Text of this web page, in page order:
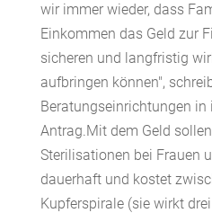
wir immer wieder, dass
Einkommen das Geld zur
sicheren und langfristig
aufbringen können",
Beratungseinrichtungen
Antrag.Mit dem Geld
Sterilisationen bei Frauen
dauerhaft und kostet
Kupferspirale (sie wirkt